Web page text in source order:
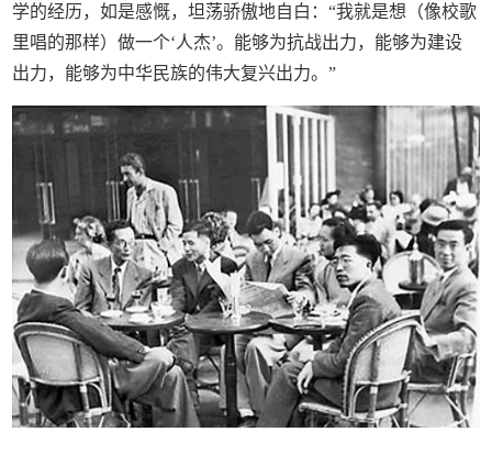
学的经历，如是感慨，坦荡骄傲地自白：“我就是想（像校歌
里唱的那样）做一个‘人杰’。能够为抗战出力，能够为建设
出力，能够为中华民族的伟大复兴出力。”